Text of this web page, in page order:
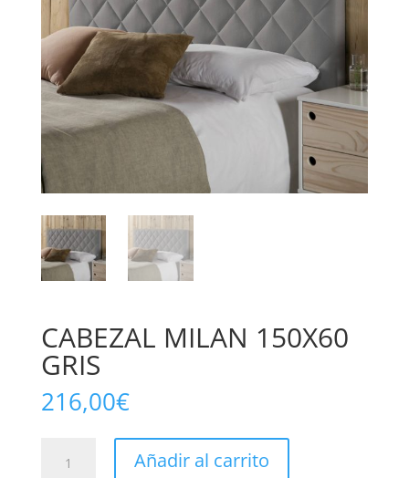
CABEZAL MILAN 150X60
GRIS
216,00€
MILAN
Añadir al carrito